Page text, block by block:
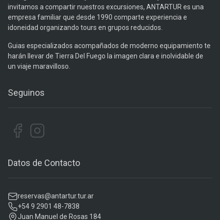
invitamos a compartir nuestros excursiones, ANTARTUR es una
empresa familiar que desde 1990 comparte experiencia e
idoneidad organizando tours en grupos reducidos.
Guias especializados acompañados de moderno equipamiento te
harán llevar de Tierra Del Fuego la imagen clara e inolvidable de
un viaje maravilloso.
Seguinos
Datos de Contacto
reservas@antartur.tur.ar
+54 9 2901 48-7838
Juan Manuel de Rosas 184